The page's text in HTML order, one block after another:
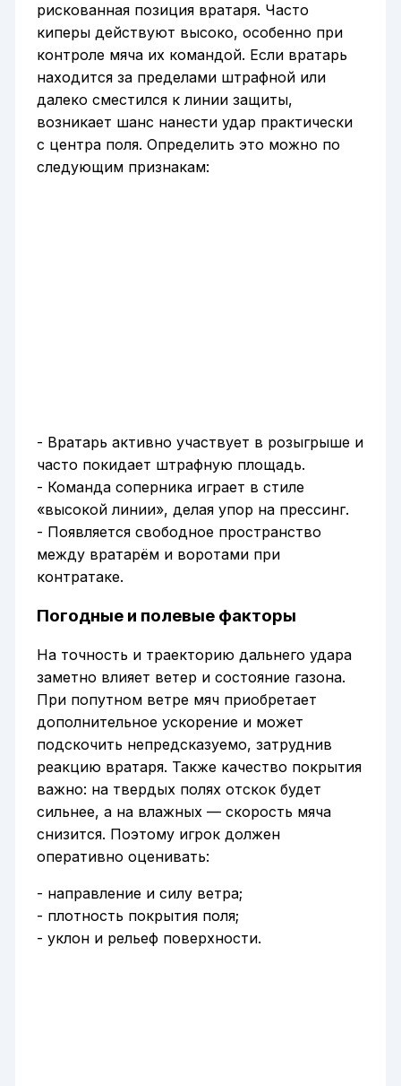
рискованная позиция вратаря. Часто
киперы действуют высоко, особенно при
контроле мяча их командой. Если вратарь
находится за пределами штрафной или
далеко сместился к линии защиты,
возникает шанс нанести удар практически
с центра поля. Определить это можно по
следующим признакам:
- Вратарь активно участвует в розыгрыше и
часто покидает штрафную площадь.
- Команда соперника играет в стиле
«высокой линии», делая упор на прессинг.
- Появляется свободное пространство
между вратарём и воротами при
контратаке.
Погодные и полевые факторы
На точность и траекторию дальнего удара
заметно влияет ветер и состояние газона.
При попутном ветре мяч приобретает
дополнительное ускорение и может
подскочить непредсказуемо, затруднив
реакцию вратаря. Также качество покрытия
важно: на твердых полях отскок будет
сильнее, а на влажных — скорость мяча
снизится. Поэтому игрок должен
оперативно оценивать:
- направление и силу ветра;
- плотность покрытия поля;
- уклон и рельеф поверхности.